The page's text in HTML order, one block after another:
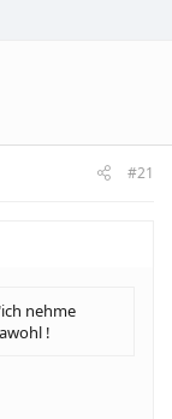
#21
nehme
!